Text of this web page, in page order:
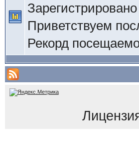
Приветствуем
Рекорд